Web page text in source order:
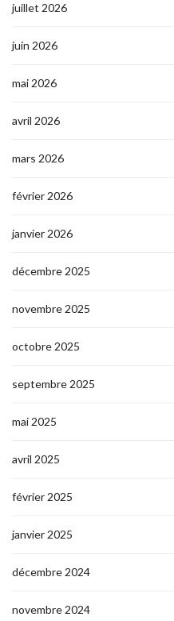
juillet 2026
juin 2026
mai 2026
avril 2026
mars 2026
février 2026
janvier 2026
décembre 2025
novembre 2025
octobre 2025
septembre 2025
mai 2025
avril 2025
février 2025
janvier 2025
décembre 2024
novembre 2024